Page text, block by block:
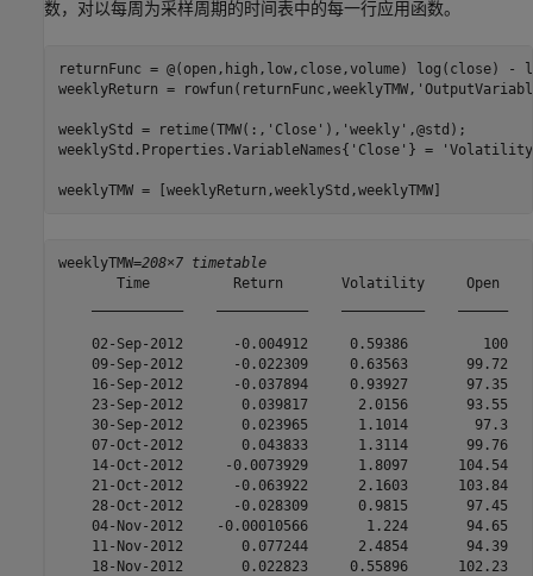
数，对以每周为采样周期的时间表中的每一行应用函数。
returnFunc = @(open,high,low,close,volume) log(close) -
weeklyReturn = rowfun(returnFunc,weeklyTMW,
weeklyStd = retime(TMW(:, 'Close' ), 'weekly' ,@std);
weeklyStd.Properties.VariableNames{ 'Close' } =
weeklyTMW = [weeklyReturn,weeklyStd,weeklyTMW]
weeklyTMW=208×7 timetable
Time          Return       Volatility     Open
02-Sep-2012      -0.004912     0.59386         100
09-Sep-2012      -0.022309     0.63563       99.72
16-Sep-2012      -0.037894     0.93927       97.35
23-Sep-2012       0.039817      2.0156       93.55
30-Sep-2012       0.023965      1.1014        97.3
07-Oct-2012       0.043833      1.3114       99.76
14-Oct-2012     -0.0073929      1.8097      104.54
21-Oct-2012      -0.063922      2.1603      103.84
28-Oct-2012      -0.028309      0.9815       97.45
04-Nov-2012    -0.00010566       1.224       94.65
11-Nov-2012       0.077244      2.4854       94.39
18-Nov-2012       0.022823     0.55896      102.23